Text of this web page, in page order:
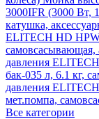
3000IFR (3000 Вт,
катушка,
ELITECH HD HPW
самовсасывающая,
давления
бак-035 л, 6.1 кг,
давления
мет.помпа,
Все категории